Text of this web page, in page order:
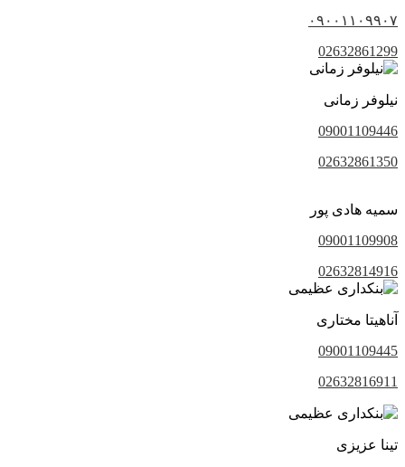
۰۹۰۰۱۱۰۹۹۰۷
02632861299
نیلوفر زمانی
09001109446
02632861350
سمیه هادی پور
09001109908
02632814916
آناهیتا مختاری
09001109445
02632816911
تینا عزیزی